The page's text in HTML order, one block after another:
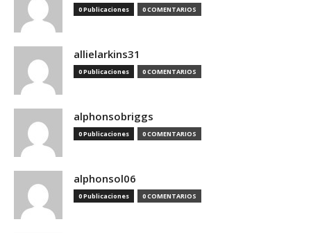
0 Publicaciones 0 COMENTARIOS
allielarkins31
0 Publicaciones 0 COMENTARIOS
alphonsobriggs
0 Publicaciones 0 COMENTARIOS
alphonsol06
0 Publicaciones 0 COMENTARIOS